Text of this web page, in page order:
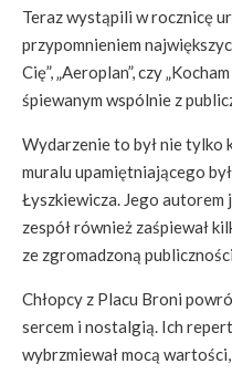
Teraz wystąpili w rocznicę
przypomnieniem
Cię”, „Aeroplan”, czy
śpiewanym wspólnie z
Wydarzenie to był nie tylko
muralu upamiętniającego
Łyszkiewicza. Jego
zespół również zaśpiewał
ze zgromadzoną
Chłopcy z Placu Broni
sercem i nostalgią. Ich
wybrzmiewał mocą